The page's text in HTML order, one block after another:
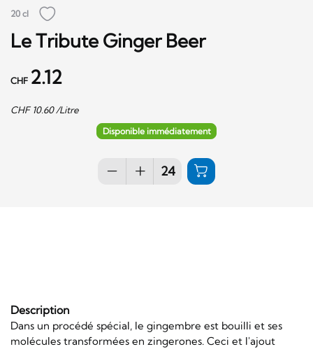
20 cl
Le Tribute Ginger Beer
CHF 2.12
CHF 10.60/Litre
Disponible immédiatement
Description
Dans un procédé spécial, le gingembre est bouilli et ses
molécules transformées en zingerones. Ceci et l'ajout